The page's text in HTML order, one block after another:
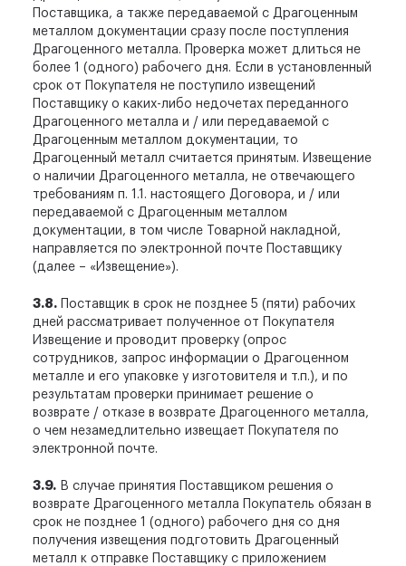
Поставщика, а также передаваемой с Драгоценным
металлом документации сразу после поступления
Драгоценного металла. Проверка может длиться не
более 1 (одного) рабочего дня. Если в установленный
срок от Покупателя не поступило извещений
Поставщику о каких-либо недочетах переданного
Драгоценного металла и / или передаваемой с
Драгоценным металлом документации, то
Драгоценный металл считается принятым. Извещение
о наличии Драгоценного металла, не отвечающего
требованиям п. 1.1. настоящего Договора, и / или
передаваемой с Драгоценным металлом
документации, в том числе Товарной накладной,
направляется по электронной почте Поставщику
(далее – «Извещение»).
3.8. Поставщик в срок не позднее 5 (пяти) рабочих
дней рассматривает полученное от Покупателя
Извещение и проводит проверку (опрос
сотрудников, запрос информации о Драгоценном
металле и его упаковке у изготовителя и т.п.), и по
результатам проверки принимает решение о
возврате / отказе в возврате Драгоценного металла,
о чем незамедлительно извещает Покупателя по
электронной почте.
3.9. В случае принятия Поставщиком решения о
возврате Драгоценного металла Покупатель обязан в
срок не позднее 1 (одного) рабочего дня со дня
получения извещения подготовить Драгоценный
металл к отправке Поставщику с приложением